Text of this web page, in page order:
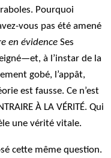
Pourquoi
vous pas été amené
en évidence Ses
à l’instar de la
gobé, l’appât,
est fausse. Ce n’est
À LA VÉRITÉ. Qui
une vérité vitale.
cette même question.